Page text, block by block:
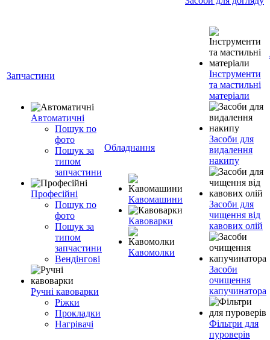
Запчастини
Автоматичні
Пошук по
фото
Пошук за
типом
запчастини
Професійні
Пошук по
фото
Пошук за
типом
запчастини
Вендінгові
Ручні кавоварки
Ріжки
Прокладки
Нагрівачі
Обладнання
Кавомашини
Кавоварки
Кавомолки
Інструменти
та мастильні
матеріали
Засоби для
видалення
накипу
Засоби для
чищення від
кавових олій
Засоби
очищення
капучинатора
Фільтри для
пуроверів